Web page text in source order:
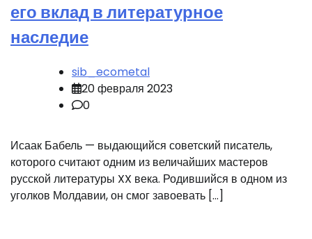
его вклад в литературное
наследие
sib_ecometal
20 февраля 2023
0
Исаак Бабель — выдающийся советский писатель,
которого считают одним из величайших мастеров
русской литературы XX века. Родившийся в одном из
уголков Молдавии, он смог завоевать […]